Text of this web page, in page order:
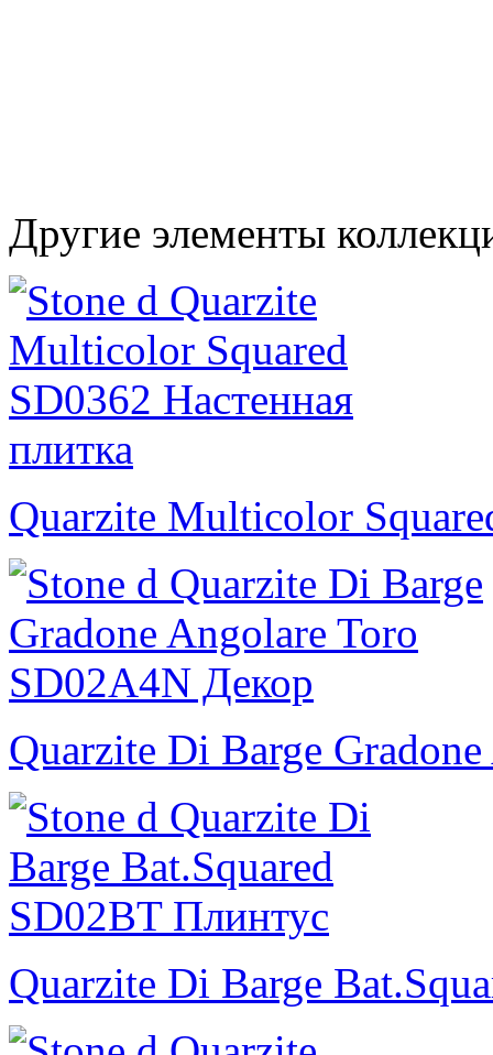
Другие элементы
Quarzite Multicolor
Quarzite Di Barge
Quarzite Di Barge